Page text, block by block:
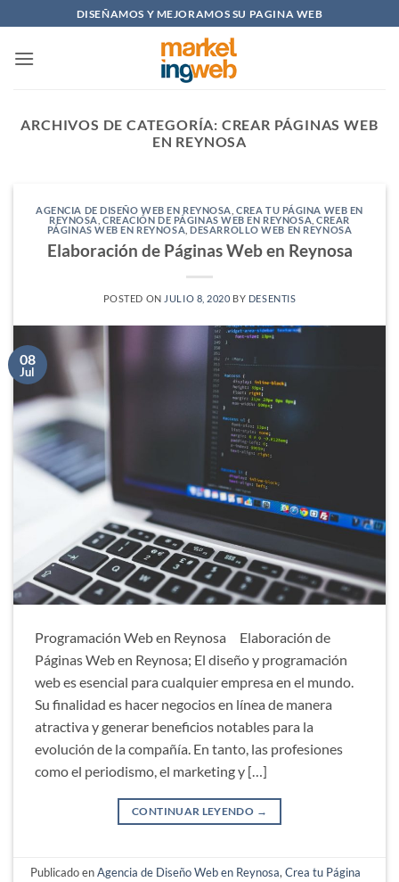
al
contenido
DISEÑAMOS Y MEJORAMOS SU PAGINA WEB
ARCHIVOS DE CATEGORÍA: CREAR PÁGINAS WEB
EN REYNOSA
AGENCIA DE DISEÑO WEB EN REYNOSA ,CREA TU PÁGINA WEB EN
REYNOSA ,CREACIÓN DE PÁGINAS WEB EN REYNOSA ,CREAR
PÁGINAS WEB EN REYNOSA ,DESARROLLO WEB EN REYNOSA
Elaboración de Páginas Web en Reynosa
POSTED ON JULIO 8, 2020 BY DESENTIS
08
Jul
Programación Web en Reynosa Elaboración de
Páginas Web en Reynosa; El diseño y programación
web es esencial para cualquier empresa en el mundo.
Su finalidad es hacer negocios en línea de manera
atractiva y generar beneficios notables para la
evolución de la compañía. En tanto, las profesiones
como el periodismo, el marketing y […]
CONTINUAR LEYENDO →
Publicado enAgencia de Diseño Web en Reynosa,Crea tu Página